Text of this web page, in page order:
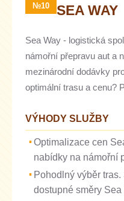
№10 SEA WAY
Sea Way - logistická
námořní přepravu aut a
mezinárodní dodávky
optimální trasu a cenu?
VÝHODY SLUŽBY
Optimalizace cen
nabídky na námořní
Pohodlný výběr
dostupné směry